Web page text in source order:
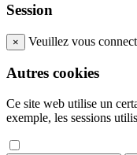
Session
× Veuillez vous
Autres cookies
Ce site web utilise un
exemple, les sessions